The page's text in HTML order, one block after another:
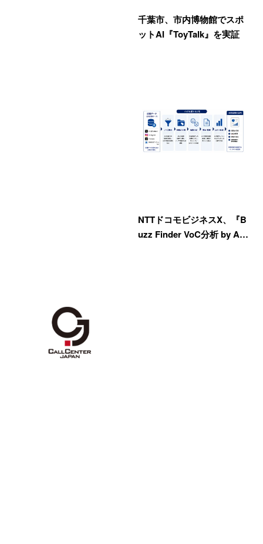
千葉市、市内博物館でスポ
ットAI『ToyTalk』を実証
NTTドコモビジネスX、『B
uzz Finder VoC分析 by A…